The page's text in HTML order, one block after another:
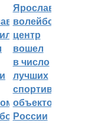
Ярославский
волейбольный
центр
вошел
в число
лучших
спортивных
объектов
России